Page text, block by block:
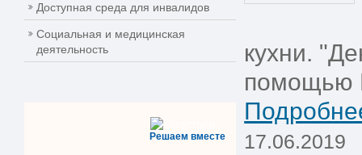
Доступная среда для инвалидов
Социальная и медицинская
деятельность
Решаем вместе
кухни.
помощью
17.06.2019